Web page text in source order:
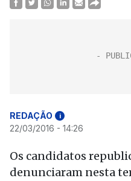
REDAÇÃO i
22/03/2016 - 14:26
Os candidatos
denunciaram nesta